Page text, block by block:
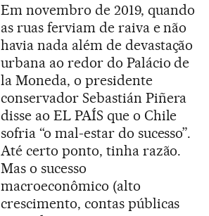
Em novembro de 2019, quando
as ruas ferviam de raiva e não
havia nada além de devastação
urbana ao redor do Palácio de
la Moneda, o presidente
conservador Sebastián Piñera
disse ao EL PAÍS que o Chile
sofria “o mal-estar do sucesso”.
Até certo ponto, tinha razão.
Mas o sucesso
macroeconômico (alto
crescimento, contas públicas